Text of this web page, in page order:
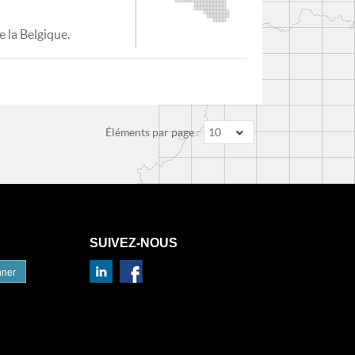
la Belgique.
Éléments par page : 10
SUIVEZ-NOUS